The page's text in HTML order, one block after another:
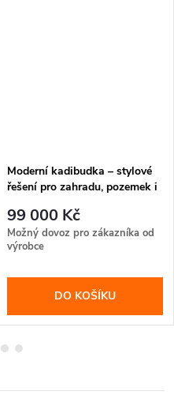
Moderní kadibudka – stylové
řešení pro zahradu, pozemek i
99 000 Kč
Možný dovoz pro zákazníka od
výrobce
DO KOŠÍKU